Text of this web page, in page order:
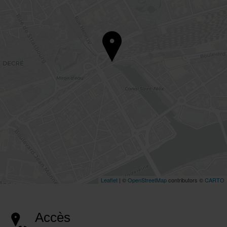
Accès